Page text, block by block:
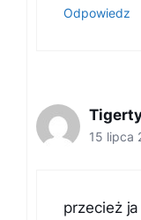
Odpowiedz
15 lipca
przecież